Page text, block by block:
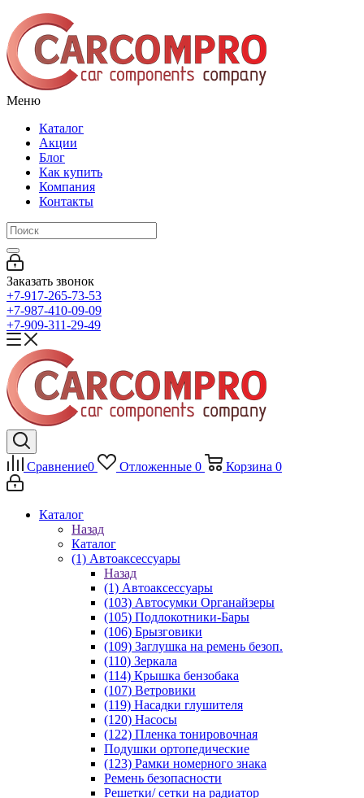
Меню
Каталог
Акции
Блог
Как купить
Компания
Контакты
Заказать звонок
+7-917-265-73-53
+7-987-410-09-09
+7-909-311-29-49
Сравнение0 Отложенные 0 Корзина 0
Каталог
Назад
Каталог
(1) Автоаксессуары
Назад
(1) Автоаксессуары
(103) Автосумки Органайзеры
(105) Подлокотники-Бары
(106) Брызговики
(109) Заглушка на ремень безоп.
(110) Зеркала
(114) Крышка бензобака
(107) Ветровики
(119) Насадки глушителя
(120) Насосы
(122) Пленка тонировочная
Подушки ортопедические
(123) Рамки номерного знака
Ремень безопасности
Решетки/ сетки на радиатор